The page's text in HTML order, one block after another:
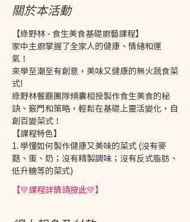
關於本活動
【綠野林 - 食生美食基礎廚藝課程】
家中主廚掌握了全家人的健康、情緒和運
氣！
來學至潮至有創意，美味又健康的無火蔬食菜
式!
綠野林餐廳團隊傾囊相授製作食生美食的秘
訣、竅門和策略，輕鬆在基礎上靈活變化，自
創百變菜式！
【課程特色】
1. 學懂如何製作健康又美味的菜式 (沒有麥
麩、蛋、奶；沒有精製調味；沒有反式脂肪、
低升糖等的菜式)
【💛課程詳情請按此💛】